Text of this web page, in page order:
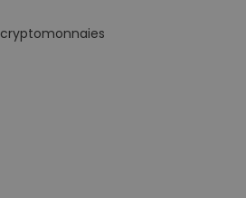
cryptomonnaies